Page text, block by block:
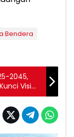
Bendera
2045,
Visi